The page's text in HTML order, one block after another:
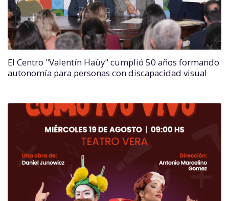
El Centro "Valentín Haüy" cumplió 50 años formando
autonomía para personas con discapacidad visual